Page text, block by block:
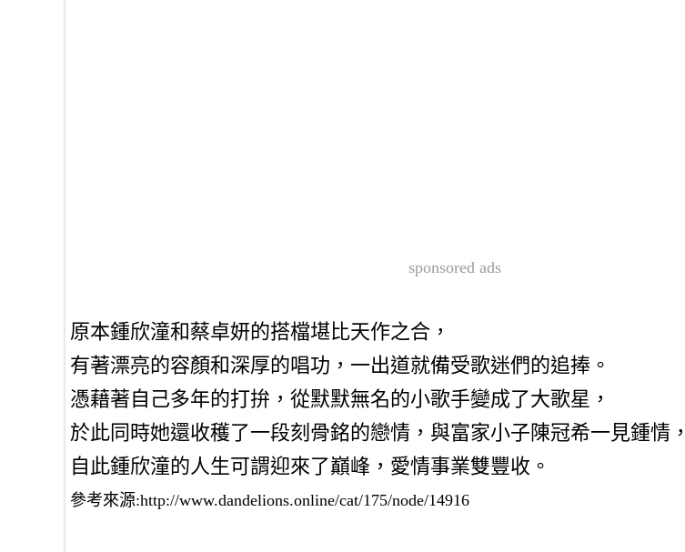
sponsored ads
原本鍾欣潼和蔡卓妍的搭檔堪比天作之合，
有著漂亮的容顏和深厚的唱功，一出道就備受歌迷們的追捧。
憑藉著自己多年的打拚，從默默無名的小歌手變成了大歌星，
於此同時她還收穫了一段刻骨銘的戀情，與富家小子陳冠希一見鍾情，
自此鍾欣潼的人生可謂迎來了巔峰，愛情事業雙豐收。
參考來源:http://www.dandelions.online/cat/175/node/14916